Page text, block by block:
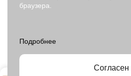
Все ресурсы сайта fabretti.ru, включая
прав на интеллектуальную
браузера.
Согласен